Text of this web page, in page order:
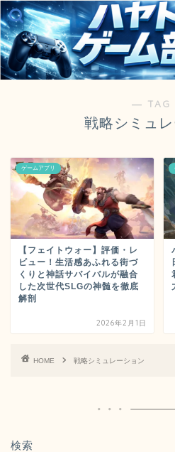
―
戦略シミュ
ゲームアプリ
【フェイトウォー】評価・レ
ビュー！生活感あふれる街づ
くりと神話サバイバルが融合
した次世代SLGの神髄を徹底
解剖
2026年2月1日
HOME 戦略シミュレーション
検索